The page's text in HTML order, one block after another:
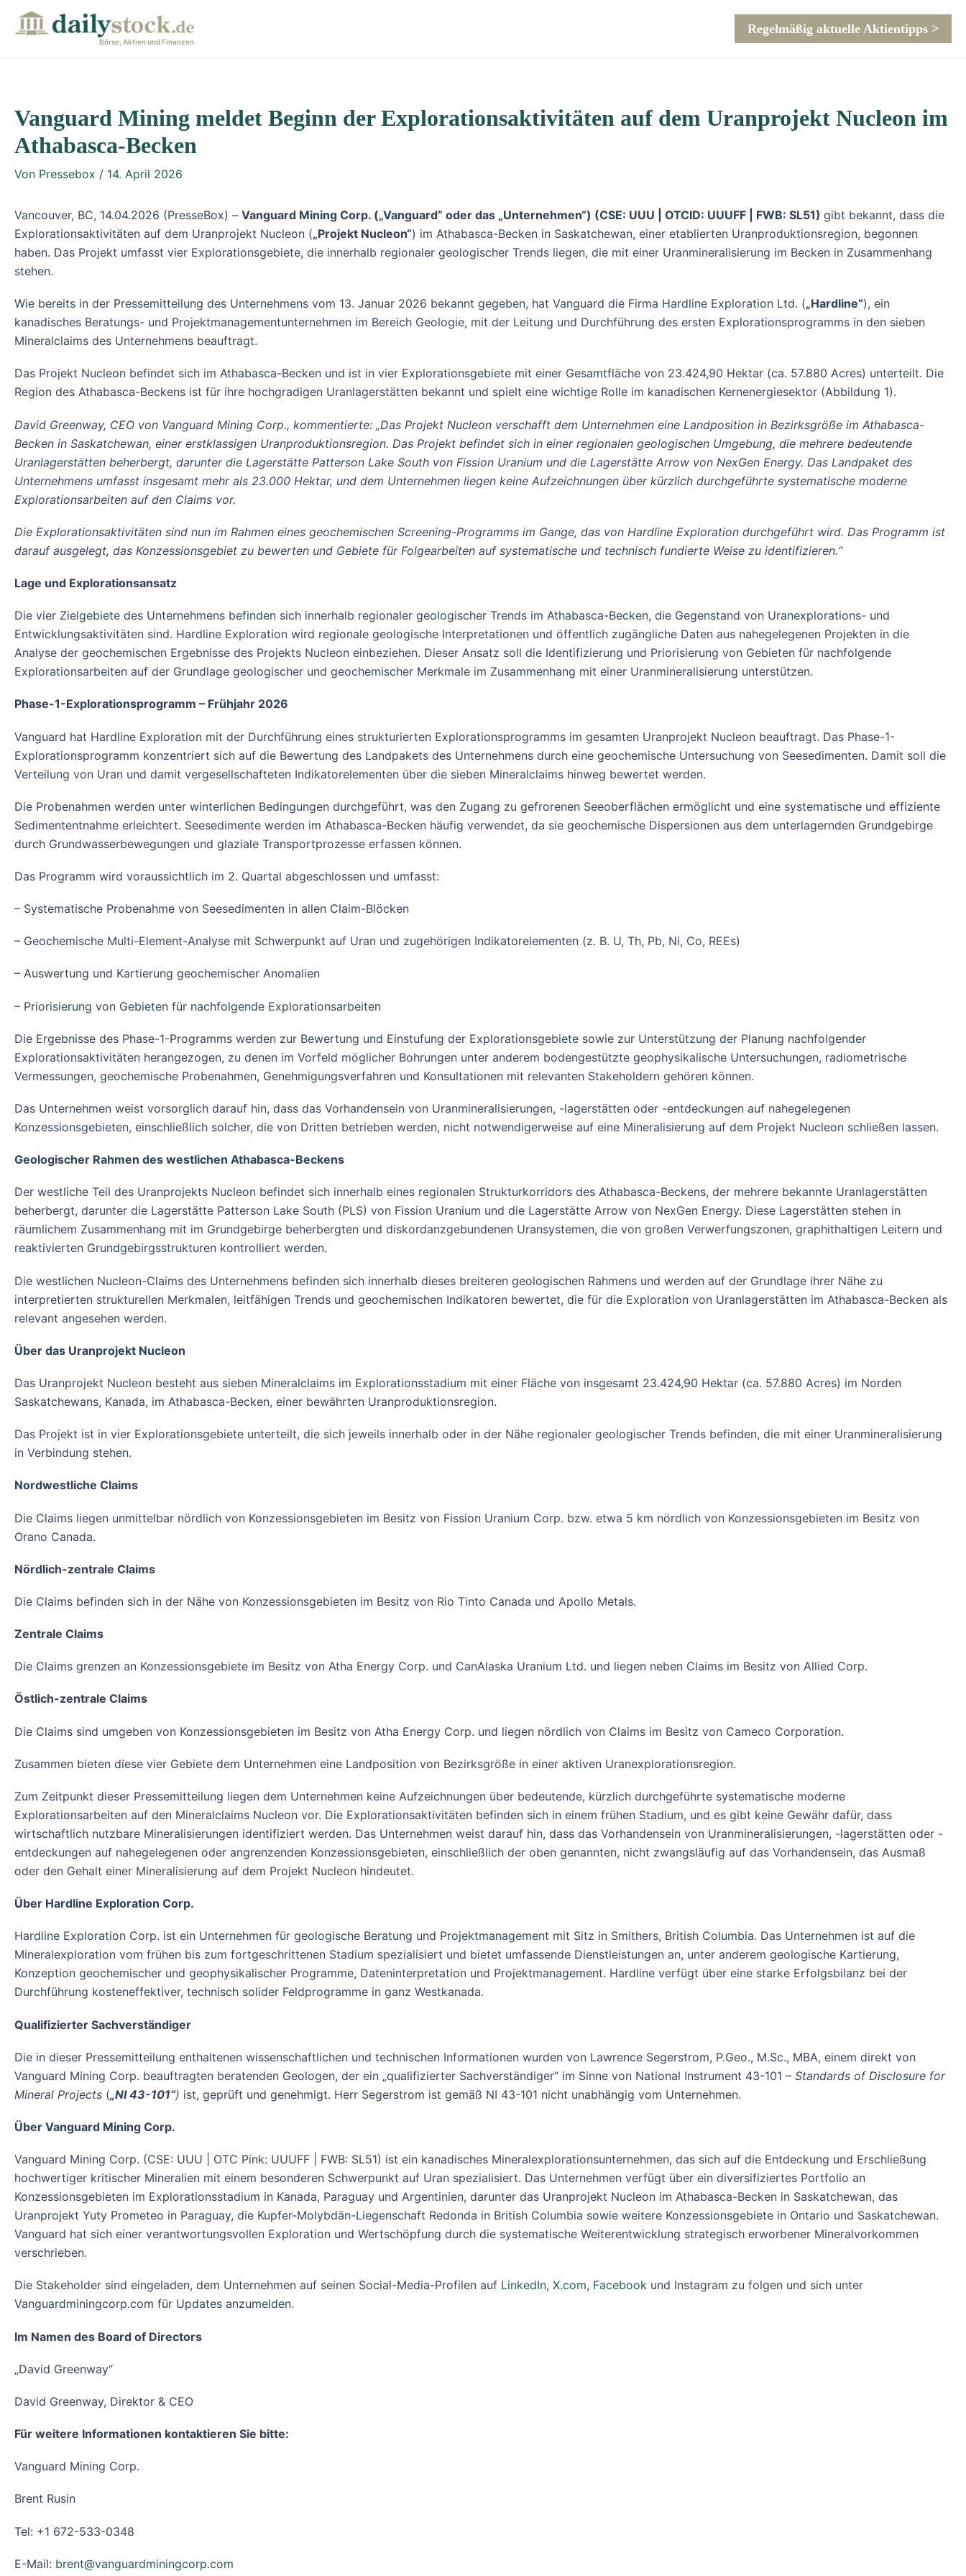
Inhalt
Börse, Aktien und Finanzen
Regelmäßig aktuelle Aktientipps >
Vanguard Mining meldet Beginn der Explorationsaktivitäten auf dem Uranprojekt Nucleon im
Athabasca-Becken
Von Pressebox / 14. April 2026
Vancouver, BC, 14.04.2026 (PresseBox) – Vanguard Mining Corp. („Vanguard“ oder das „Unternehmen“) (CSE: UUU | OTCID: UUUFF | FWB: SL51) gibt bekannt, dass die
Explorationsaktivitäten auf dem Uranprojekt Nucleon („Projekt Nucleon“) im Athabasca-Becken in Saskatchewan, einer etablierten Uranproduktionsregion, begonnen
haben. Das Projekt umfasst vier Explorationsgebiete, die innerhalb regionaler geologischer Trends liegen, die mit einer Uranmineralisierung im Becken in Zusammenhang
stehen.
Wie bereits in der Pressemitteilung des Unternehmens vom 13. Januar 2026 bekannt gegeben, hat Vanguard die Firma Hardline Exploration Ltd. („Hardline“), ein
kanadisches Beratungs- und Projektmanagementunternehmen im Bereich Geologie, mit der Leitung und Durchführung des ersten Explorationsprogramms in den sieben
Mineralclaims des Unternehmens beauftragt.
Das Projekt Nucleon befindet sich im Athabasca-Becken und ist in vier Explorationsgebiete mit einer Gesamtfläche von 23.424,90 Hektar (ca. 57.880 Acres) unterteilt. Die
Region des Athabasca-Beckens ist für ihre hochgradigen Uranlagerstätten bekannt und spielt eine wichtige Rolle im kanadischen Kernenergiesektor (Abbildung 1).
David Greenway, CEO von Vanguard Mining Corp., kommentierte: „Das Projekt Nucleon verschafft dem Unternehmen eine Landposition in Bezirksgröße im Athabasca-
Becken in Saskatchewan, einer erstklassigen Uranproduktionsregion. Das Projekt befindet sich in einer regionalen geologischen Umgebung, die mehrere bedeutende
Uranlagerstätten beherbergt, darunter die Lagerstätte Patterson Lake South von Fission Uranium und die Lagerstätte Arrow von NexGen Energy. Das Landpaket des
Unternehmens umfasst insgesamt mehr als 23.000 Hektar, und dem Unternehmen liegen keine Aufzeichnungen über kürzlich durchgeführte systematische moderne
Explorationsarbeiten auf den Claims vor.
Die Explorationsaktivitäten sind nun im Rahmen eines geochemischen Screening-Programms im Gange, das von Hardline Exploration durchgeführt wird. Das Programm ist
darauf ausgelegt, das Konzessionsgebiet zu bewerten und Gebiete für Folgearbeiten auf systematische und technisch fundierte Weise zu identifizieren.“
Lage und Explorationsansatz
Die vier Zielgebiete des Unternehmens befinden sich innerhalb regionaler geologischer Trends im Athabasca-Becken, die Gegenstand von Uranexplorations- und
Entwicklungsaktivitäten sind. Hardline Exploration wird regionale geologische Interpretationen und öffentlich zugängliche Daten aus nahegelegenen Projekten in die
Analyse der geochemischen Ergebnisse des Projekts Nucleon einbeziehen. Dieser Ansatz soll die Identifizierung und Priorisierung von Gebieten für nachfolgende
Explorationsarbeiten auf der Grundlage geologischer und geochemischer Merkmale im Zusammenhang mit einer Uranmineralisierung unterstützen.
Phase-1-Explorationsprogramm – Frühjahr 2026
Vanguard hat Hardline Exploration mit der Durchführung eines strukturierten Explorationsprogramms im gesamten Uranprojekt Nucleon beauftragt. Das Phase-1-
Explorationsprogramm konzentriert sich auf die Bewertung des Landpakets des Unternehmens durch eine geochemische Untersuchung von Seesedimenten. Damit soll die
Verteilung von Uran und damit vergesellschafteten Indikatorelementen über die sieben Mineralclaims hinweg bewertet werden.
Die Probenahmen werden unter winterlichen Bedingungen durchgeführt, was den Zugang zu gefrorenen Seeoberflächen ermöglicht und eine systematische und effiziente
Sedimententnahme erleichtert. Seesedimente werden im Athabasca-Becken häufig verwendet, da sie geochemische Dispersionen aus dem unterlagernden Grundgebirge
durch Grundwasserbewegungen und glaziale Transportprozesse erfassen können.
Das Programm wird voraussichtlich im 2. Quartal abgeschlossen und umfasst:
– Systematische Probenahme von Seesedimenten in allen Claim-Blöcken
– Geochemische Multi-Element-Analyse mit Schwerpunkt auf Uran und zugehörigen Indikatorelementen (z. B. U, Th, Pb, Ni, Co, REEs)
– Auswertung und Kartierung geochemischer Anomalien
– Priorisierung von Gebieten für nachfolgende Explorationsarbeiten
Die Ergebnisse des Phase-1-Programms werden zur Bewertung und Einstufung der Explorationsgebiete sowie zur Unterstützung der Planung nachfolgender
Explorationsaktivitäten herangezogen, zu denen im Vorfeld möglicher Bohrungen unter anderem bodengestützte geophysikalische Untersuchungen, radiometrische
Vermessungen, geochemische Probenahmen, Genehmigungsverfahren und Konsultationen mit relevanten Stakeholdern gehören können.
Das Unternehmen weist vorsorglich darauf hin, dass das Vorhandensein von Uranmineralisierungen, -lagerstätten oder -entdeckungen auf nahegelegenen
Konzessionsgebieten, einschließlich solcher, die von Dritten betrieben werden, nicht notwendigerweise auf eine Mineralisierung auf dem Projekt Nucleon schließen lassen.
Geologischer Rahmen des westlichen Athabasca-Beckens
Der westliche Teil des Uranprojekts Nucleon befindet sich innerhalb eines regionalen Strukturkorridors des Athabasca-Beckens, der mehrere bekannte Uranlagerstätten
beherbergt, darunter die Lagerstätte Patterson Lake South (PLS) von Fission Uranium und die Lagerstätte Arrow von NexGen Energy. Diese Lagerstätten stehen in
räumlichem Zusammenhang mit im Grundgebirge beherbergten und diskordanzgebundenen Uransystemen, die von großen Verwerfungszonen, graphithaltigen Leitern und
reaktivierten Grundgebirgsstrukturen kontrolliert werden.
Die westlichen Nucleon-Claims des Unternehmens befinden sich innerhalb dieses breiteren geologischen Rahmens und werden auf der Grundlage ihrer Nähe zu
interpretierten strukturellen Merkmalen, leitfähigen Trends und geochemischen Indikatoren bewertet, die für die Exploration von Uranlagerstätten im Athabasca-Becken als
relevant angesehen werden.
Über das Uranprojekt Nucleon
Das Uranprojekt Nucleon besteht aus sieben Mineralclaims im Explorationsstadium mit einer Fläche von insgesamt 23.424,90 Hektar (ca. 57.880 Acres) im Norden
Saskatchewans, Kanada, im Athabasca-Becken, einer bewährten Uranproduktionsregion.
Das Projekt ist in vier Explorationsgebiete unterteilt, die sich jeweils innerhalb oder in der Nähe regionaler geologischer Trends befinden, die mit einer Uranmineralisierung
in Verbindung stehen.
Nordwestliche Claims
Die Claims liegen unmittelbar nördlich von Konzessionsgebieten im Besitz von Fission Uranium Corp. bzw. etwa 5 km nördlich von Konzessionsgebieten im Besitz von
Orano Canada.
Nördlich-zentrale Claims
Die Claims befinden sich in der Nähe von Konzessionsgebieten im Besitz von Rio Tinto Canada und Apollo Metals.
Zentrale Claims
Die Claims grenzen an Konzessionsgebiete im Besitz von Atha Energy Corp. und CanAlaska Uranium Ltd. und liegen neben Claims im Besitz von Allied Corp.
Östlich-zentrale Claims
Die Claims sind umgeben von Konzessionsgebieten im Besitz von Atha Energy Corp. und liegen nördlich von Claims im Besitz von Cameco Corporation.
Zusammen bieten diese vier Gebiete dem Unternehmen eine Landposition von Bezirksgröße in einer aktiven Uranexplorationsregion.
Zum Zeitpunkt dieser Pressemitteilung liegen dem Unternehmen keine Aufzeichnungen über bedeutende, kürzlich durchgeführte systematische moderne
Explorationsarbeiten auf den Mineralclaims Nucleon vor. Die Explorationsaktivitäten befinden sich in einem frühen Stadium, und es gibt keine Gewähr dafür, dass
wirtschaftlich nutzbare Mineralisierungen identifiziert werden. Das Unternehmen weist darauf hin, dass das Vorhandensein von Uranmineralisierungen, -lagerstätten oder -
entdeckungen auf nahegelegenen oder angrenzenden Konzessionsgebieten, einschließlich der oben genannten, nicht zwangsläufig auf das Vorhandensein, das Ausmaß
oder den Gehalt einer Mineralisierung auf dem Projekt Nucleon hindeutet.
Über Hardline Exploration Corp.
Hardline Exploration Corp. ist ein Unternehmen für geologische Beratung und Projektmanagement mit Sitz in Smithers, British Columbia. Das Unternehmen ist auf die
Mineralexploration vom frühen bis zum fortgeschrittenen Stadium spezialisiert und bietet umfassende Dienstleistungen an, unter anderem geologische Kartierung,
Konzeption geochemischer und geophysikalischer Programme, Dateninterpretation und Projektmanagement. Hardline verfügt über eine starke Erfolgsbilanz bei der
Durchführung kosteneffektiver, technisch solider Feldprogramme in ganz Westkanada.
Qualifizierter Sachverständiger
Die in dieser Pressemitteilung enthaltenen wissenschaftlichen und technischen Informationen wurden von Lawrence Segerstrom, P.Geo., M.Sc., MBA, einem direkt von
Vanguard Mining Corp. beauftragten beratenden Geologen, der ein „qualifizierter Sachverständiger“ im Sinne von National Instrument 43-101 – Standards of Disclosure for
Mineral Projects („NI 43-101“) ist, geprüft und genehmigt. Herr Segerstrom ist gemäß NI 43-101 nicht unabhängig vom Unternehmen.
Über Vanguard Mining Corp.
Vanguard Mining Corp. (CSE: UUU | OTC Pink: UUUFF | FWB: SL51) ist ein kanadisches Mineralexplorationsunternehmen, das sich auf die Entdeckung und Erschließung
hochwertiger kritischer Mineralien mit einem besonderen Schwerpunkt auf Uran spezialisiert. Das Unternehmen verfügt über ein diversifiziertes Portfolio an
Konzessionsgebieten im Explorationsstadium in Kanada, Paraguay und Argentinien, darunter das Uranprojekt Nucleon im Athabasca-Becken in Saskatchewan, das
Uranprojekt Yuty Prometeo in Paraguay, die Kupfer-Molybdän-Liegenschaft Redonda in British Columbia sowie weitere Konzessionsgebiete in Ontario und Saskatchewan.
Vanguard hat sich einer verantwortungsvollen Exploration und Wertschöpfung durch die systematische Weiterentwicklung strategisch erworbener Mineralvorkommen
verschrieben.
Die Stakeholder sind eingeladen, dem Unternehmen auf seinen Social-Media-Profilen auf LinkedIn, X.com, Facebook und Instagram zu folgen und sich unter
Vanguardminingcorp.com für Updates anzumelden.
Im Namen des Board of Directors
„David Greenway“
David Greenway, Direktor & CEO
Für weitere Informationen kontaktieren Sie bitte:
Vanguard Mining Corp.
Brent Rusin
Tel: +1 672-533-0348
E-Mail: brent@vanguardminingcorp.com
navigation